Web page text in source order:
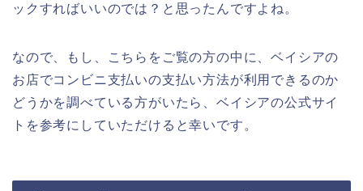
ックすればいいのでは？と思ったんですよね。
なので、もし、こちらをご覧の方の中に、ベイシアの
お店でコンビニ支払いの支払い方法が利用できるのか
どうかを調べている方がいたら、ベイシアの公式サイ
トを参考にしていただけると幸いです。